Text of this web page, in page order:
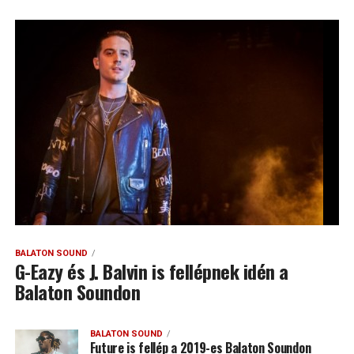
BALATON SOUND
G-Eazy és J. Balvin is fellépnek idén a
Balaton Soundon
BALATON SOUND
Future is fellép a 2019-es Balaton Soundon